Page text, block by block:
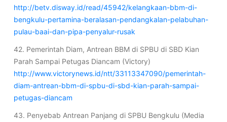
http://betv.disway.id/read/45942/kelangkaan-bbm-di-
bengkulu-pertamina-beralasan-pendangkalan-pelabuhan-
pulau-baai-dan-pipa-penyalur-rusak
42. Pemerintah Diam, Antrean BBM di SPBU di SBD Kian
Parah Sampai Petugas Diancam (Victory)
http://www.victorynews.id/ntt/33113347090/pemerintah-
diam-antrean-bbm-di-spbu-di-sbd-kian-parah-sampai-
petugas-diancam
43. Penyebab Antrean Panjang di SPBU Bengkulu (Media